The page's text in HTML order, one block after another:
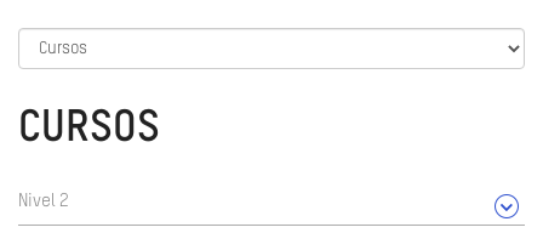
CURSOS
Nivel 2